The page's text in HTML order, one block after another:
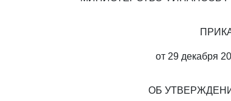
от 29 декабря
ОБ